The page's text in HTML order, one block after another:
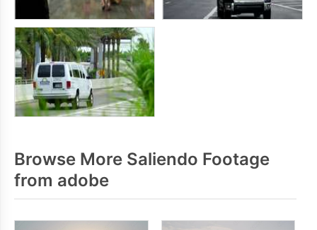
Browse More Saliendo Footage
from adobe